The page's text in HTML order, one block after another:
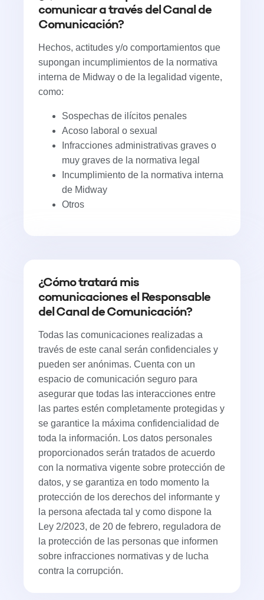
comunicar a través del Canal de
Comunicación?
Hechos, actitudes y/o comportamientos que
supongan incumplimientos de la normativa
interna de Midway o de la legalidad vigente,
como:
Sospechas de ilícitos penales
Acoso laboral o sexual
Infracciones administrativas graves o
muy graves de la normativa legal
Incumplimiento de la normativa interna
de Midway
Otros
¿Cómo tratará mis
comunicaciones el Responsable
del Canal de Comunicación?
Todas las comunicaciones realizadas a
través de este canal serán confidenciales y
pueden ser anónimas. Cuenta con un
espacio de comunicación seguro para
asegurar que todas las interacciones entre
las partes estén completamente protegidas y
se garantice la máxima confidencialidad de
toda la información. Los datos personales
proporcionados serán tratados de acuerdo
con la normativa vigente sobre protección de
datos, y se garantiza en todo momento la
protección de los derechos del informante y
la persona afectada tal y como dispone la
Ley 2/2023, de 20 de febrero, reguladora de
la protección de las personas que informen
sobre infracciones normativas y de lucha
contra la corrupción.